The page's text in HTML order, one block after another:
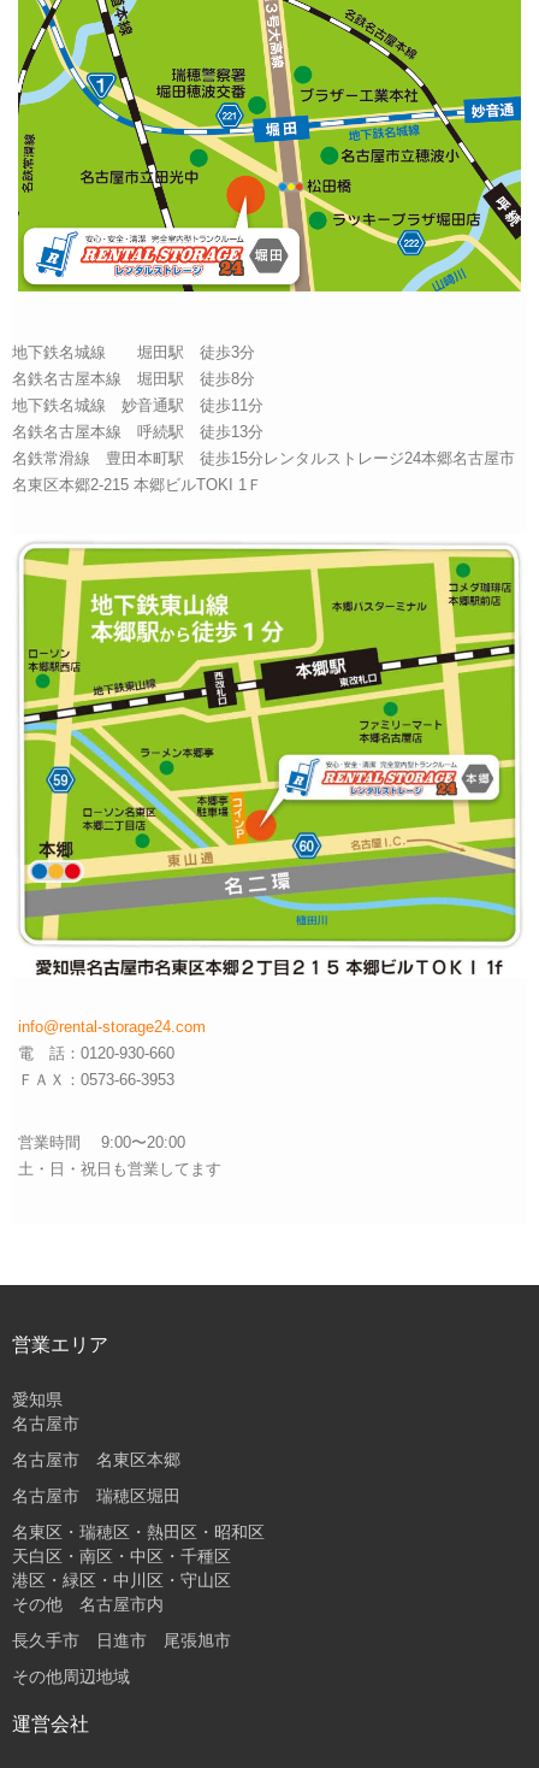
地下鉄名城線 堀田駅 徒歩3分
名鉄名古屋本線 堀田駅 徒歩8分
地下鉄名城線 妙音通駅 徒歩11分
名鉄名古屋本線 呼続駅 徒歩13分
名鉄常滑線 豊田本町駅 徒歩15分レンタルストレージ24本郷名古屋市
名東区本郷2-215 本郷ビルTOKI 1Ｆ
info@rental-storage24.com
電 話：0120-930-660
ＦＡＸ：0573-66-3953
営業時間 9:00〜20:00
土・日・祝日も営業してます
営業エリア
愛知県
名古屋市
名古屋市 名東区本郷
名古屋市 瑞穂区堀田
名東区・瑞穂区・熱田区・昭和区
天白区・南区・中区・千種区
港区・緑区・中川区・守山区
その他 名古屋市内
長久手市 日進市 尾張旭市
その他周辺地域
運営会社